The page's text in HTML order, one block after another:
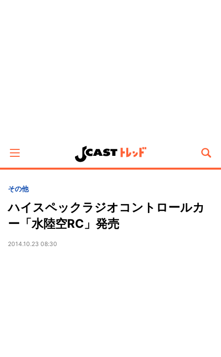
その他
ハイスペックラジオコントロールカ
ー「水陸空RC」発売
2014.10.23 08:30